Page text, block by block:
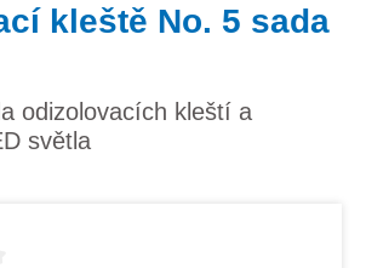
kleště No. 5 sada
odizolovacích kleští a
světla